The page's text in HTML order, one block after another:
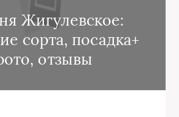
Жигулевское:
сорта, посадка+
отзывы